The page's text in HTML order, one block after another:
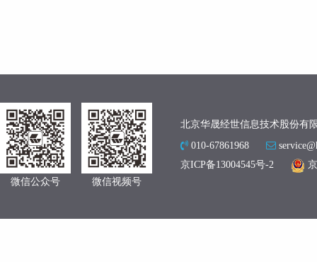
北京华晟经世信息技术股份有
010-67861968
京ICP备13004545号-2
微信公众号
微信视频号